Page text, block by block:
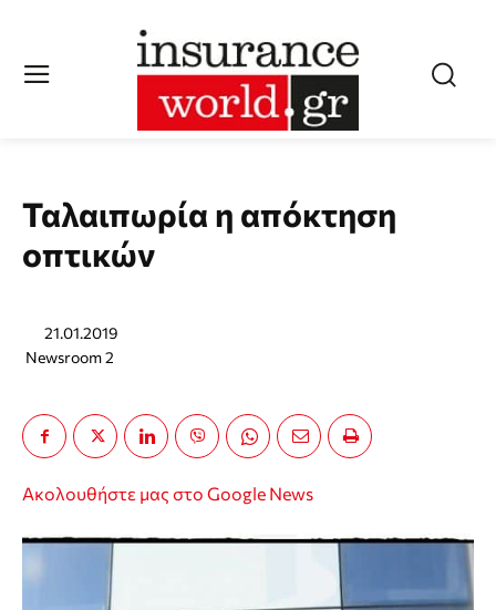
Ταλαιπωρία η απόκτηση
οπτικών
21.01.2019
Newsroom 2
Ακολουθήστε μας στο Google News